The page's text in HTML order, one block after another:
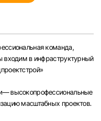
команда,
входим в инфраструктурный
высокопрофессиональные
масштабных проектов.